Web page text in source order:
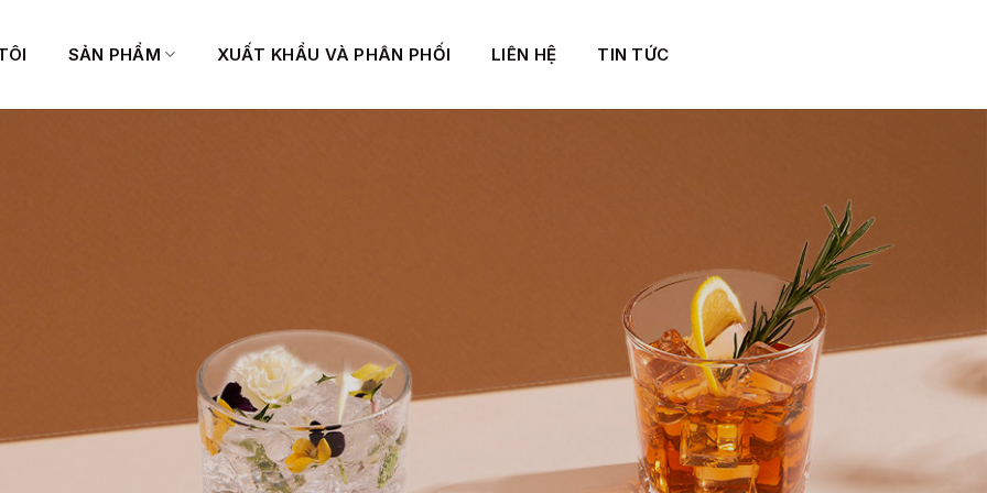
SẢN PHẨM XUẤT KHẨU VÀ PHÂN PHỐI LIÊN HỆ TIN TỨC